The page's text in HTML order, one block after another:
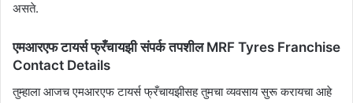
असते.
एमआरएफ टायर्स फ्रँचायझी संपर्क तपशील MRF Tyres Franchise
Contact Details
तुम्हाला आजच एमआरएफ टायर्स फ्रँचायझीसह तुमचा व्यवसाय सुरू करायचा आहे